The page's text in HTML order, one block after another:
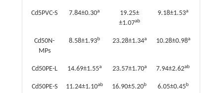
Cd5PVC-S 7.84±0.30a
19.25±
±1.07ab
9.18±1.53a
Cd50N-
MPs
8.58±1.93b 23.28±1.34a 10.28±0.98a
Cd50PE-L 14.69±1.55a 23.57±1.70a 7.94±2.62ab
Cd50PE-S 11.24±1.10ab 16.90±5.20b 6.05±0.45 b